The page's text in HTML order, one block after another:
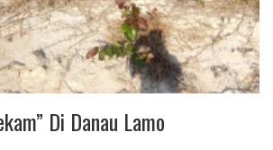
Di Danau Lamo